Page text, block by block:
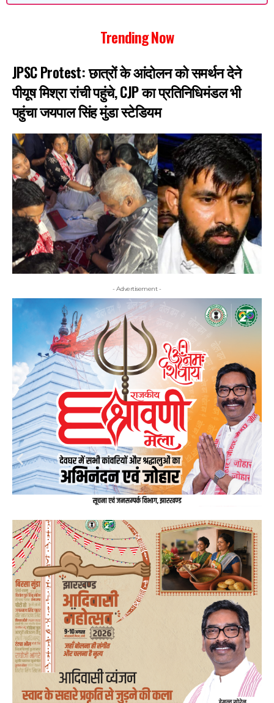
Trending Now
JPSC Protest: छात्रों के आंदोलन को समर्थन देने
पीयूष मिश्रा रांची पहुंचे, CJP का प्रतिनिधिमंडल भी
पहुंचा जयपाल सिंह मुंडा स्टेडियम
- Advertisement -